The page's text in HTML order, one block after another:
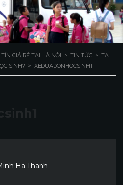
GIÁ RẺ TẠI HÀ NỘI > TIN TỨC > TẠI
SINH? > XEDUADONHOCSINH1
Ha Thanh